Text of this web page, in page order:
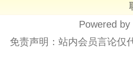
Powered by
免责声明：站内会员言论仅